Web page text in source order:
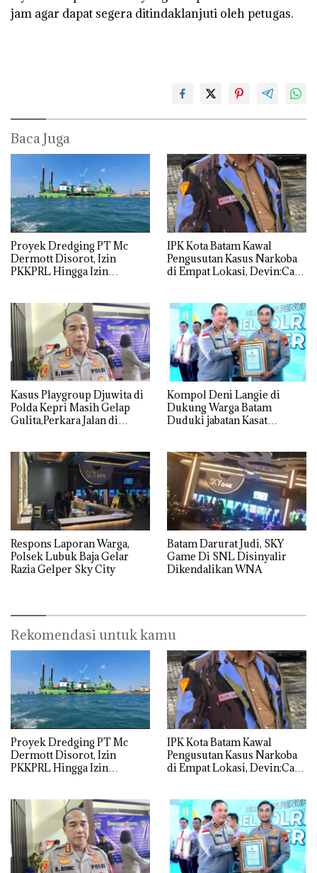
jam agar dapat segera ditindaklanjuti oleh petugas.
Baca Juga
Proyek Dredging PT Mc
Dermott Disorot, Izin
PKKPRL Hingga Izin
IPK Kota Batam Kawal
Pengusutan Kasus Narkoba
di Empat Lokasi, Devin:Cari
Kasus Playgroup Djuwita di
Polda Kepri Masih Gelap
Gulita,Perkara Jalan di
Kompol Deni Langie di
Dukung Warga Batam
Duduki jabatan Kasat
Respons Laporan Warga,
Polsek Lubuk Baja Gelar
Razia Gelper Sky City
Batam Darurat Judi, SKY
Game Di SNL Disinyalir
Dikendalikan WNA
Rekomendasi untuk kamu
Proyek Dredging PT Mc
Dermott Disorot, Izin
PKKPRL Hingga Izin
IPK Kota Batam Kawal
Pengusutan Kasus Narkoba
di Empat Lokasi, Devin:Cari